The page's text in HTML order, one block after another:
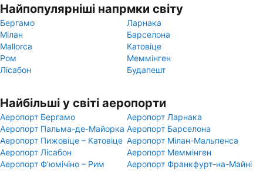
Найпопулярніші напрмки світу
Бергамо
Ларнака
Мілан
Барселона
Mallorca
Катовіце
Ром
Меммінген
Лісабон
Будапешт
Найбільші у світі аеропорти
Аеропорт Бергамо
Аеропорт Ларнака
Аеропорт Пальма-де-Майорка Аеропорт Барселона
Аеропорт Пижовіце – Катовіце Аеропорт Мілан-Мальпенса
Аеропорт Лісабон
Аеропорт Меммінген
Аеропорт Ф'юмічіно – Рим
Аеропорт Франкфурт-на-Майні